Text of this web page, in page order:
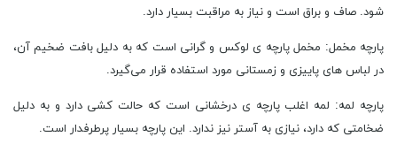
‌شود. صاف و براق است و نیاز به مراقبت بسیار دارد.
پارچه مخمل: مخمل پارچه ‌ی لوکس و گرانی است که به دلیل بافت ضخیم آن،
در لباس ‌های پاییزی و زمستانی مورد استفاده قرار می‌گیرد.
پارچه لمه: لمه اغلب پارچه‌ ی درخشانی است که حالت کشی دارد و به دلیل
ضخامتی که دارد، نیازی به آستر نیز ندارد. این پارچه بسیار پرطرفدار است.